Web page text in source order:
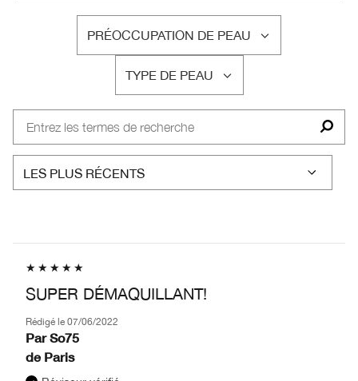
PRÉOCCUPATION DE PEAU
FRANÇAIS
TYPE DE PEAU
FRANÇAIS
SUPER DÉMAQUILLANT!
Rédigé le 07/06/2022
Par So75
de Paris